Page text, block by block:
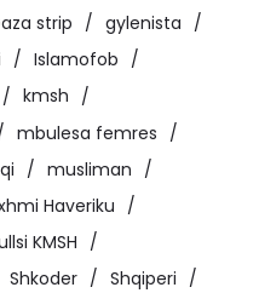
strip
gylenista
Islamofob
kmsh
mbulesa femres
musliman
Haveriku
KMSH
Shkoder
Shqiperi